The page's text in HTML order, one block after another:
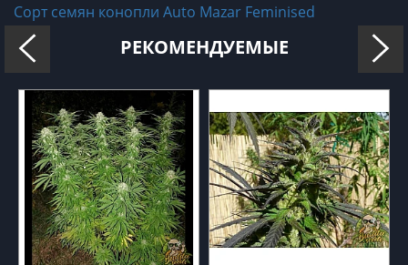
Сорт семян конопли Auto Mazar Feminised
РЕКОМЕНДУЕМЫЕ